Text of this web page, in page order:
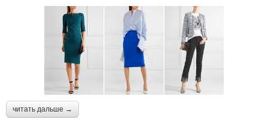
читать дальше →